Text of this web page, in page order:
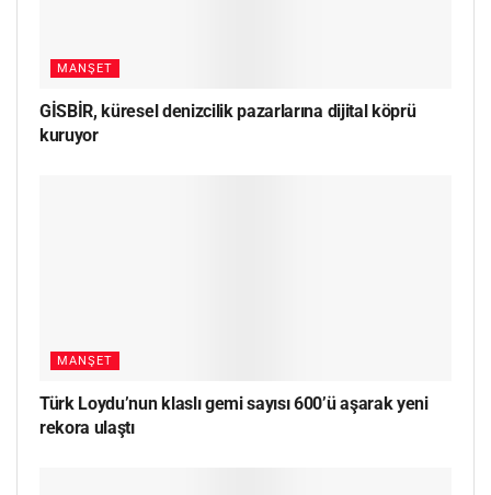
MANŞET
GİSBİR, küresel denizcilik pazarlarına dijital köprü
kuruyor
MANŞET
Türk Loydu’nun klaslı gemi sayısı 600’ü aşarak yeni
rekora ulaştı